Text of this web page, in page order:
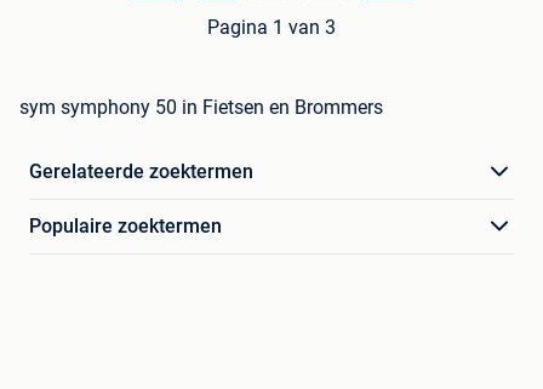
Pagina 1 van 3
sym symphony 50 in Fietsen en Brommers
Gerelateerde zoektermen
Populaire zoektermen